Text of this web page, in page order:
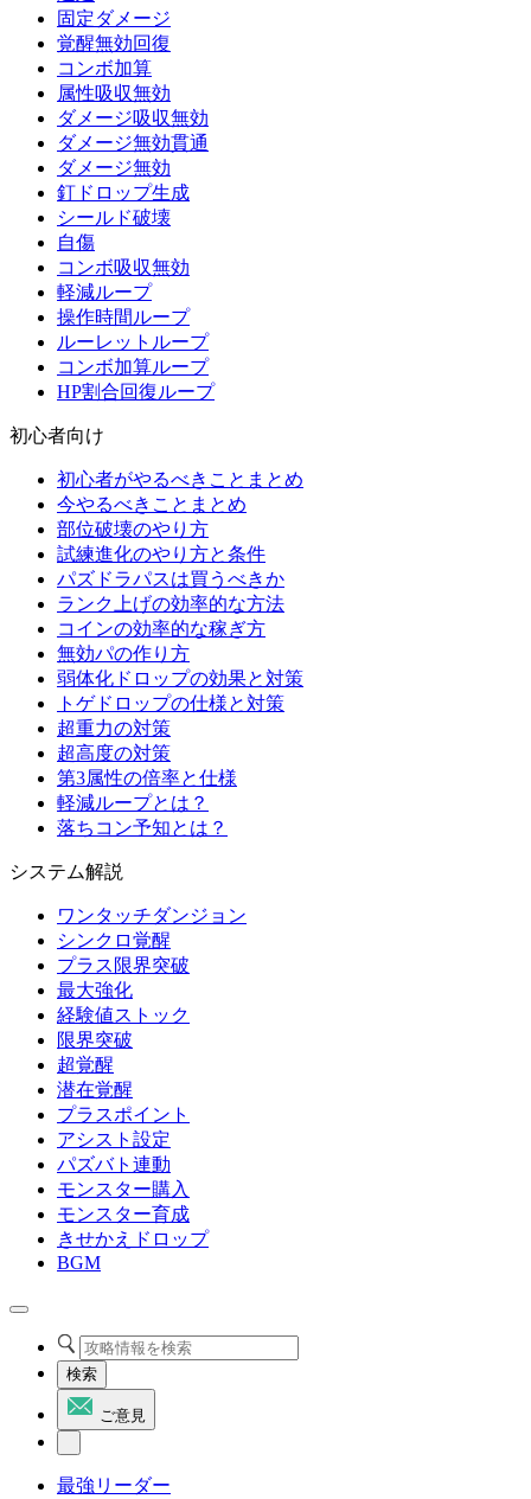
固定ダメージ
覚醒無効回復
コンボ加算
属性吸収無効
ダメージ吸収無効
ダメージ無効貫通
ダメージ無効
釘ドロップ生成
シールド破壊
自傷
コンボ吸収無効
軽減ループ
操作時間ループ
ルーレットループ
コンボ加算ループ
HP割合回復ループ
初心者向け
初心者がやるべきことまとめ
今やるべきことまとめ
部位破壊のやり方
試練進化のやり方と条件
パズドラパスは買うべきか
ランク上げの効率的な方法
コインの効率的な稼ぎ方
無効パの作り方
弱体化ドロップの効果と対策
トゲドロップの仕様と対策
超重力の対策
超高度の対策
第3属性の倍率と仕様
軽減ループとは？
落ちコン予知とは？
システム解説
ワンタッチダンジョン
シンクロ覚醒
プラス限界突破
最大強化
経験値ストック
限界突破
超覚醒
潜在覚醒
プラスポイント
アシスト設定
パズバト連動
モンスター購入
モンスター育成
きせかえドロップ
BGM
検索
ご意見
最強リーダー